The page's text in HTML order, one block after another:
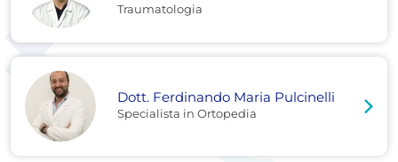
Traumatologia
Dott. Ferdinando Maria Pulcinelli
Specialista in Ortopedia